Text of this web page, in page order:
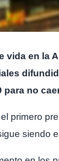
vida en la
para no
primero
siendo